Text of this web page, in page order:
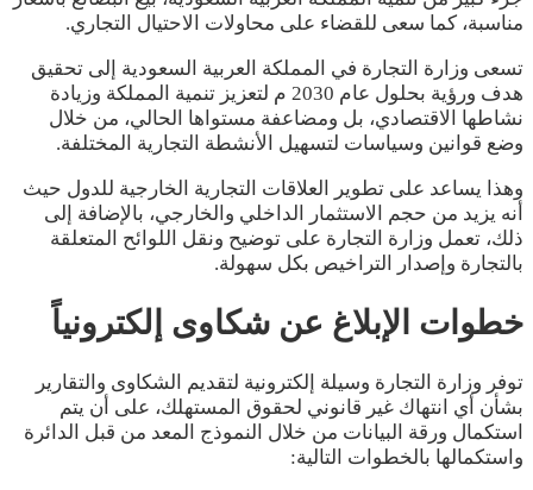
مناسبة، كما سعى للقضاء على محاولات الاحتيال التجاري.
تسعى وزارة التجارة في المملكة العربية السعودية إلى تحقيق
هدف ورؤية بحلول عام 2030 م لتعزيز تنمية المملكة وزيادة
نشاطها الاقتصادي، بل ومضاعفة مستواها الحالي، من خلال
وضع قوانين وسياسات لتسهيل الأنشطة التجارية المختلفة.
وهذا يساعد على تطوير العلاقات التجارية الخارجية للدول حيث
أنه يزيد من حجم الاستثمار الداخلي والخارجي، بالإضافة إلى
ذلك، تعمل وزارة التجارة على توضيح ونقل اللوائح المتعلقة
بالتجارة وإصدار التراخيص بكل سهولة.
خطوات الإبلاغ عن شكاوى إلكترونياً
توفر وزارة التجارة وسيلة إلكترونية لتقديم الشكاوى والتقارير
بشأن أي انتهاك غير قانوني لحقوق المستهلك، على أن يتم
استكمال ورقة البيانات من خلال النموذج المعد من قبل الدائرة
واستكمالها بالخطوات التالية: